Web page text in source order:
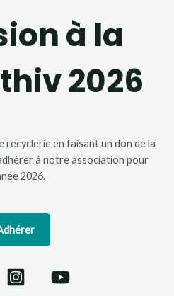
à la
2026
en faisant un don de la
à notre association pour
2026.